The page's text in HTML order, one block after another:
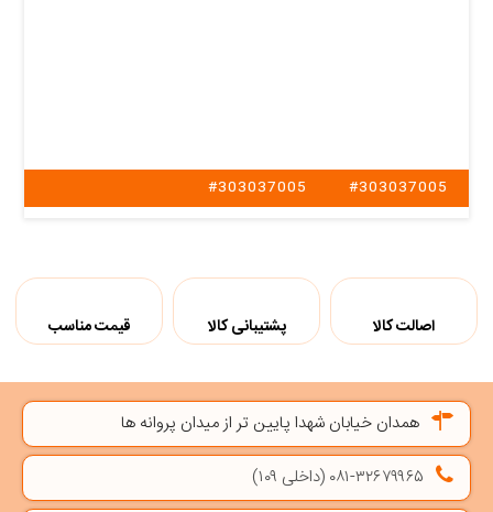
#303037005
#303037005
اصالت کالا پشتیبانی کالا قیمت مناسب
همدان خیابان شهدا پایین تر از میدان پروانه ها
۰۸۱-۳۲۶۷۹۹۶۵ (داخلی ۱۰۹)